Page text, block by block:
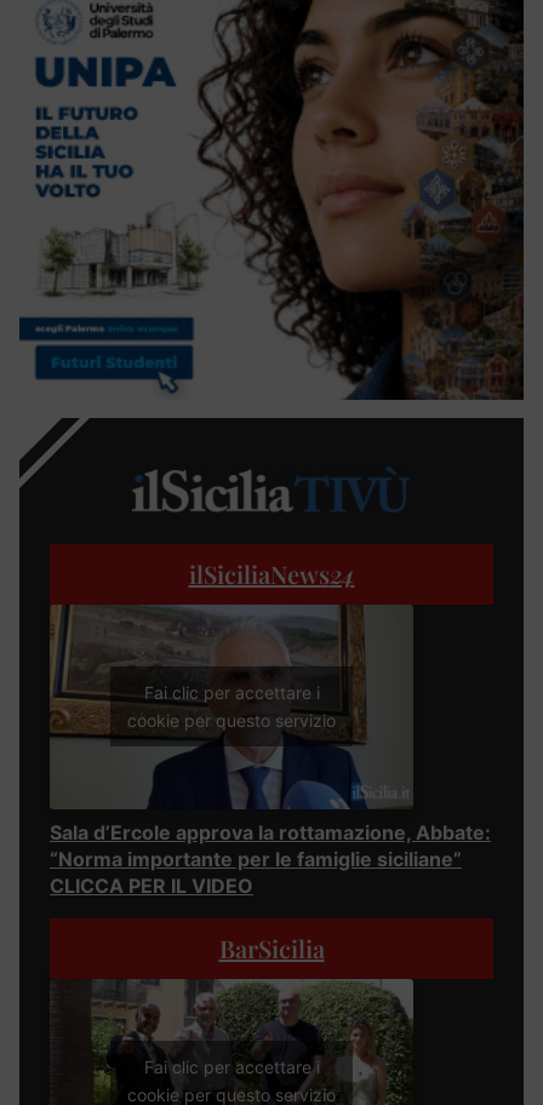
ilSiciliaNews24
Fai clic per accettare i
cookie per questo servizio
Sala d’Ercole approva la rottamazione, Abbate:
“Norma importante per le famiglie siciliane”
CLICCA PER IL VIDEO
BarSicilia
Fai clic per accettare i
cookie per questo servizio